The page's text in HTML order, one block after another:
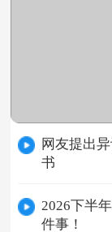
网友提出
书
2026下半
件事！